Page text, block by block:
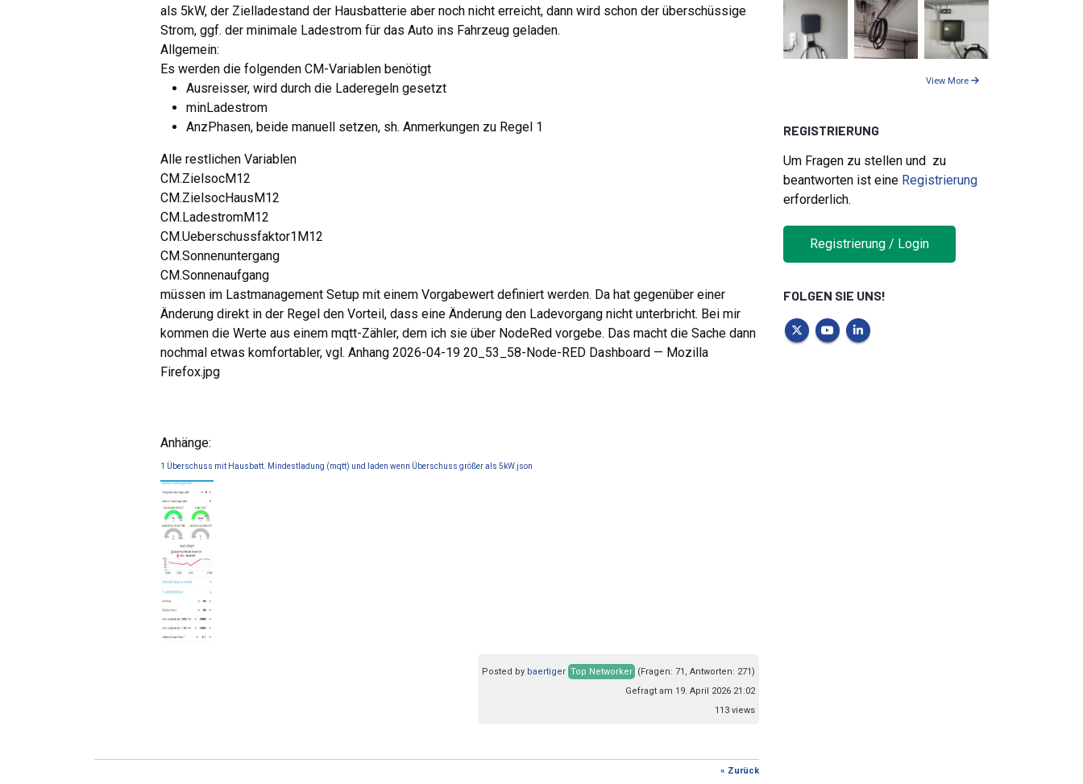
als 5kW, der Zielladestand der Hausbatterie aber noch nicht erreicht, dann wird schon der überschüssige
Strom, ggf. der minimale Ladestrom für das Auto ins Fahrzeug geladen.
Allgemein:
Es werden die folgenden CM-Variablen benötigt
Ausreisser, wird durch die Laderegeln gesetzt
minLadestrom
AnzPhasen, beide manuell setzen, sh. Anmerkungen zu Regel 1
Alle restlichen Variablen
CM.ZielsocM12
CM.ZielsocHausM12
CM.LadestromM12
CM.Ueberschussfaktor1M12
CM.Sonnenuntergang
CM.Sonnenaufgang
müssen im Lastmanagement Setup mit einem Vorgabewert definiert werden. Da hat gegenüber einer
Änderung direkt in der Regel den Vorteil, dass eine Änderung den Ladevorgang nicht unterbricht. Bei mir
kommen die Werte aus einem mqtt-Zähler, dem ich sie über NodeRed vorgebe. Das macht die Sache dann
nochmal etwas komfortabler, vgl. Anhang 2026-04-19 20_53_58-Node-RED Dashboard — Mozilla
Firefox.jpg
Anhänge:
1 Überschuss mit Hausbatt. Mindestladung (mqtt) und laden wenn Überschuss größer als 5kW.json
Posted by baertiger Top Networker (Fragen: 71, Antworten: 271)
Gefragt am 19. April 2026 21:02
113 views
« Zurück
View More
REGISTRIERUNG
Um Fragen zu stellen und zu
beantworten ist eine Registrierung
erforderlich.
Registrierung / Login
FOLGEN SIE UNS!